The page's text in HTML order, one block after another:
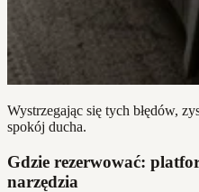
Wystrzegając się tych błędów,
spokój ducha.
Gdzie rezerwować:
narzędzia